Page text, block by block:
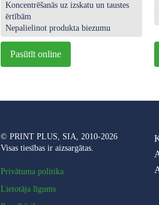
Koncentrēšanās uz izskatu un taustes
ērtībām
Nepalielinot produkta biezumu
Pasūtīt online
© PRINT PLUS, SIA, 2010-2026
Visas tiesības ir aizsargātas.
Privātuma politika
Lietotāja līgums